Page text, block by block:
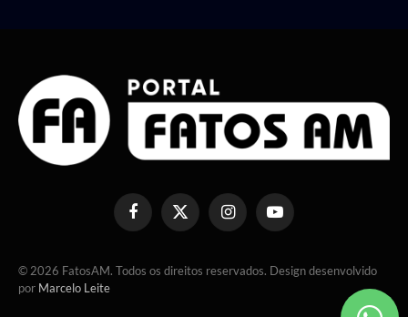
FacebookX
InstagramYouTube
© 2026 FatosAM. Todos os direitos reservados. Design desenvolvido
por Marcelo Leite